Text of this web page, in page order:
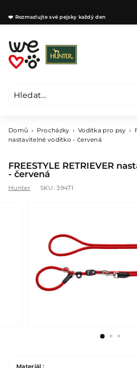
obsah
❤️ Rozmazlujte své pejsky každý den
W
e
l
e
g
s
Z
Domů › Procházky › Vodítka pro psy ›
nastavitelné vodítko - červená
FREESTYLE RETRIEVER
- červená
Hunter SKU:39471
Materiál :